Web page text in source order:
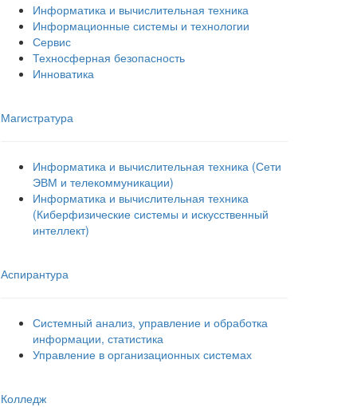
Информатика и вычислительная техника
Информационные системы и технологии
Сервис
Техносферная безопасность
Инноватика
Магистратура
Информатика и вычислительная техника (Сети
ЭВМ и телекоммуникации)
Информатика и вычислительная техника
(Киберфизические системы и искусственный
интеллект)
Аспирантура
Системный анализ, управление и обработка
информации, статистика
Управление в организационных системах
Колледж